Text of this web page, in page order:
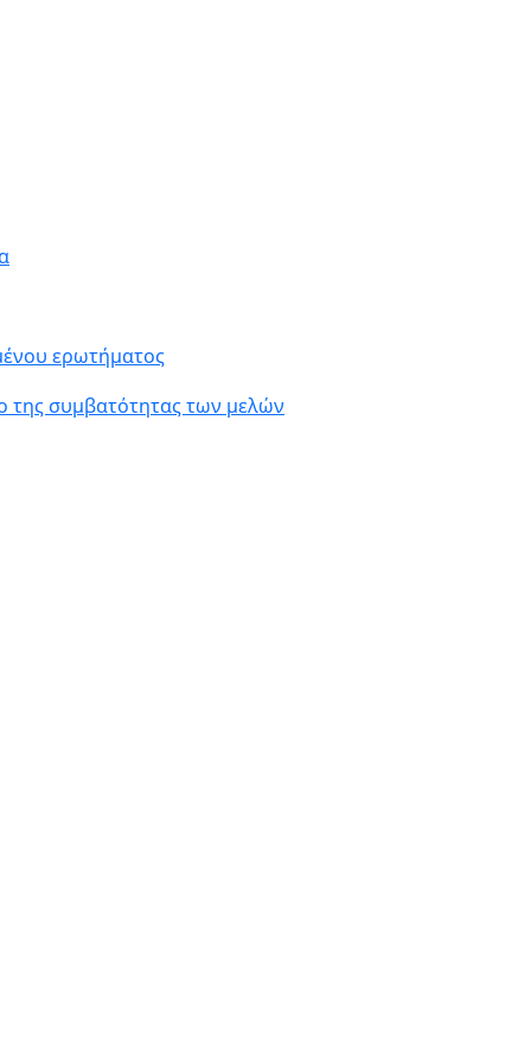
ερωτήματος
της συμβατότητας των μελών